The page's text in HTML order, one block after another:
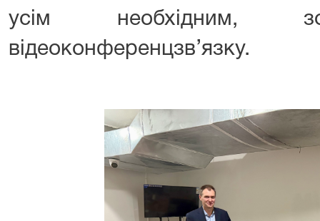
усім необхідним,
відеоконференцзв’язку.